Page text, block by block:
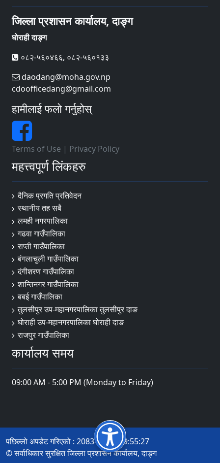
जिल्ला प्रशासन कार्यालय, दाङ्ग
घोराही दाङ्ग
०८२-५६०४६६, ०८२-५६०१३३
daodang@moha.gov.np
cdoofficedang@gmail.com
हामीलाई फलो गर्नुहोस्
Terms of Use | Privacy Policy
महत्त्वपूर्ण लिंकहरु
दैनिक प्रगति प्रतिवेदन
स्थानीय तह सबै
लमही नगरपालिका
गढवा गाउँपालिका
राप्ती गाउँपालिका
बंगलाचुली गाउँपालिका
दंगीशरण गाउँपालिका
शान्तिनगर गाउँपालिका
बबई गाउँपालिका
तुलसीपुर उप-महानगरपालिका तुलसीपुर दाङ
घोराही उप-महानगरपालिका घोराही दाङ
राजपुर गाउँपालिका
कार्यालय समय
09:00 AM - 5:00 PM (Monday to Friday)
पछिल्लो अपडेट गरिएको : 2083-04-22 09:55:27
© सर्वाधिकार सुरक्षित जिल्ला प्रशासन कार्यालय, दाङ्ग